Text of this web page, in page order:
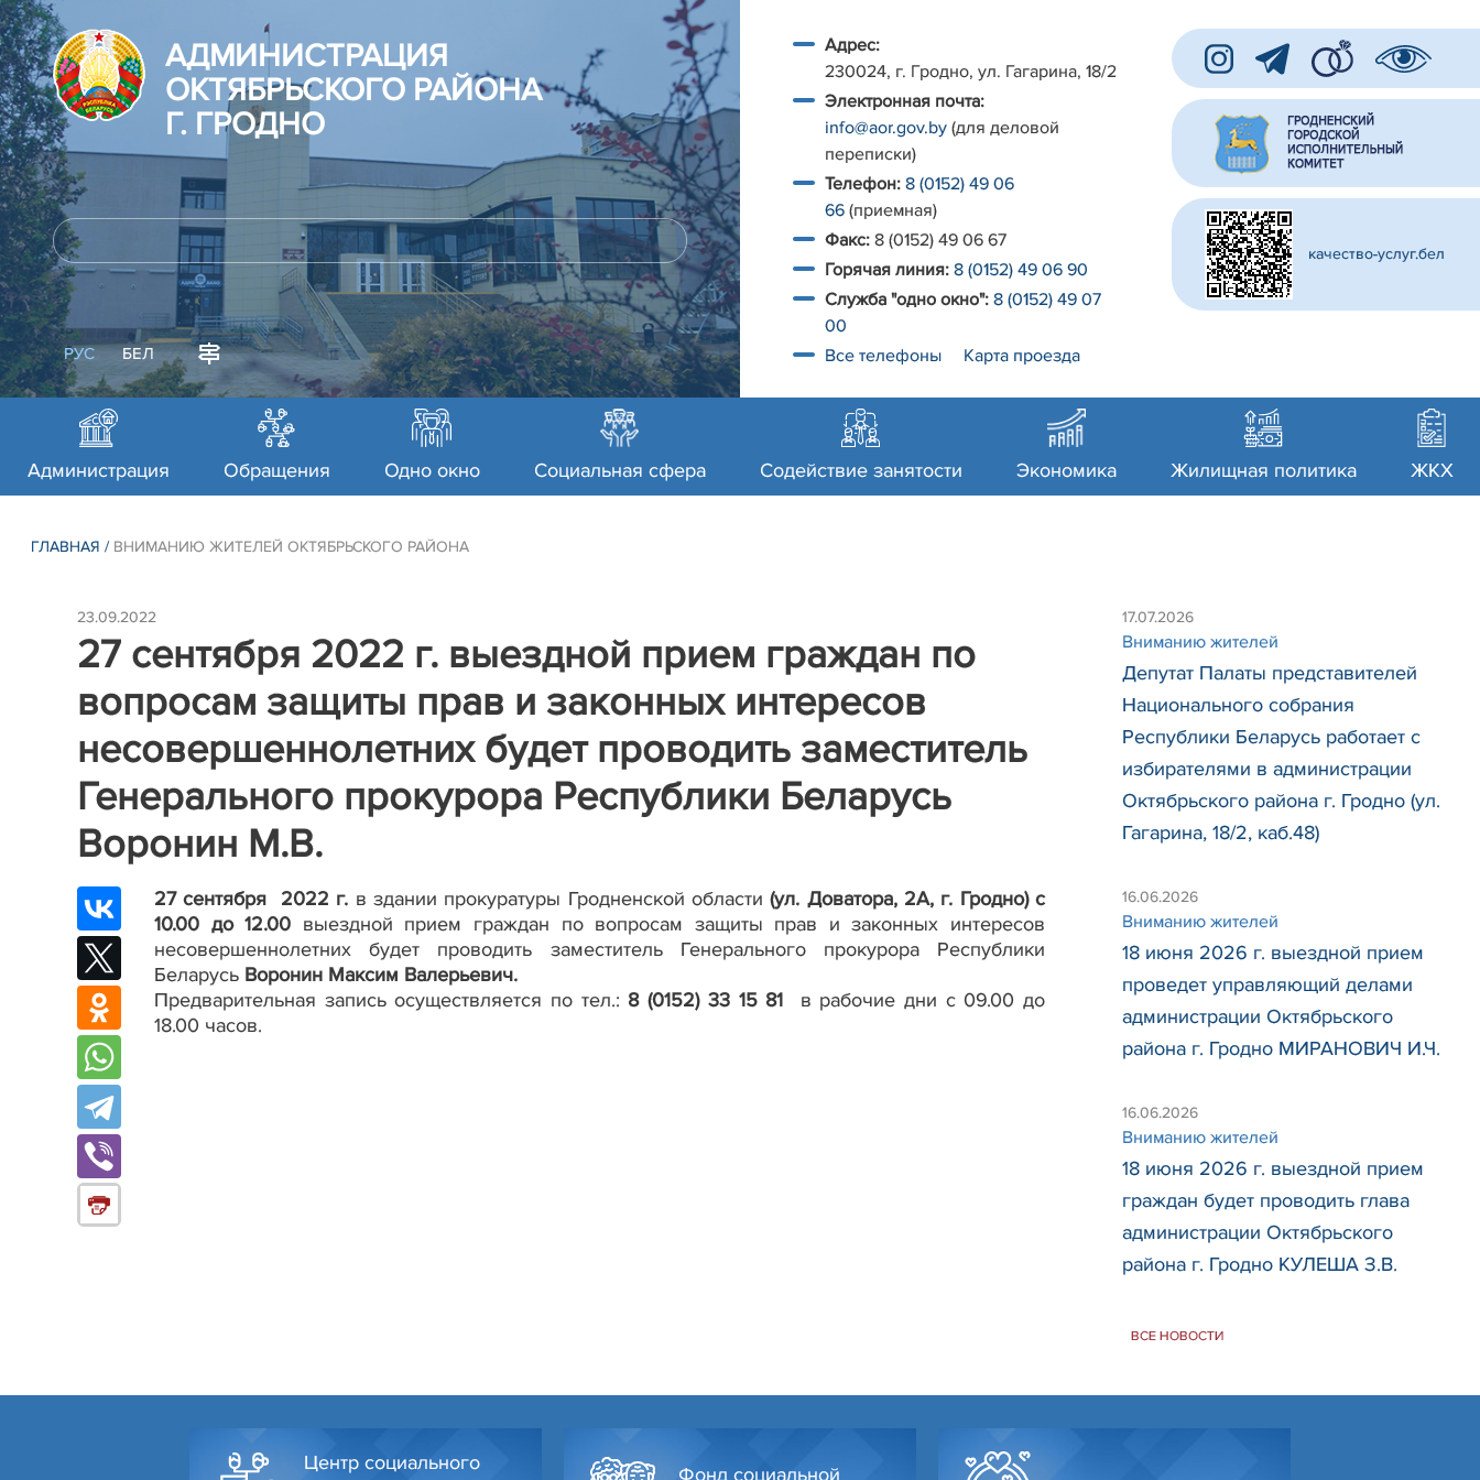
АДМИНИСТРАЦИЯ
ОКТЯБРЬСКОГО РАЙОНА
Г. ГРОДНО
РУС БЕЛ
Адрес:
230024, г. Гродно, ул. Гагарина, 18/2
Электронная почта:
info@aor.gov.by (для деловой
переписки)
Телефон: 8 (0152) 49 06
66 (приемная)
Факс: 8 (0152) 49 06 67
Горячая линия: 8 (0152) 49 06 90
Служба "одно окно": 8 (0152) 49 07
00
Все телефоны
Карта проезда
качество-услуг.бел
Администрация Обращения Одно окно Социальная сфера Содействие занятости Экономика Жилищная политика ЖКХ
ГЛАВНАЯ / ВНИМАНИЮ ЖИТЕЛЕЙ ОКТЯБРЬСКОГО РАЙОНА
23.09.2022
27 сентября 2022 г. выездной прием граждан по
вопросам защиты прав и законных интересов
несовершеннолетних будет проводить заместитель
Генерального прокурора Республики Беларусь
Воронин М.В.
27 сентября 2022 г. в здании прокуратуры Гродненской области(ул. Доватора, 2А, г. Гродно)с
10.00 до 12.00 выездной прием граждан по вопросам защиты прав и законных интересов
несовершеннолетних будет проводить заместитель Генерального прокурора Республики
Беларусь Воронин Максим Валерьевич.
Предварительная запись осуществляется по тел.: 8 (0152) 33 15 81
в рабочие дни с 09.00 до
18.00 часов.
17.07.2026
Вниманию жителей
Депутат Палаты представителей
Национального собрания
Республики Беларусь работает с
избирателями в администрации
Октябрьского района г. Гродно (ул.
Гагарина, 18/2, каб.48)
16.06.2026
Вниманию жителей
18 июня 2026 г. выездной прием
проведет управляющий делами
администрации Октябрьского
района г. Гродно МИРАНОВИЧ И.Ч.
16.06.2026
Вниманию жителей
18 июня 2026 г. выездной прием
граждан будет проводить глава
администрации Октябрьского
района г. Гродно КУЛЕША З.В.
ВСЕ НОВОСТИ
Центр социального
Фонд социальной